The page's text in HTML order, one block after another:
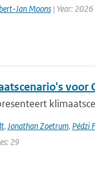
Jan Moons| Year: 2026
voor
, Jonathan Zoetrum, Pédzi
29